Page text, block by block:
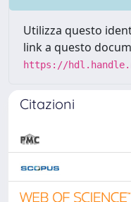
Utilizza questo
link a questo
https://
Citazioni